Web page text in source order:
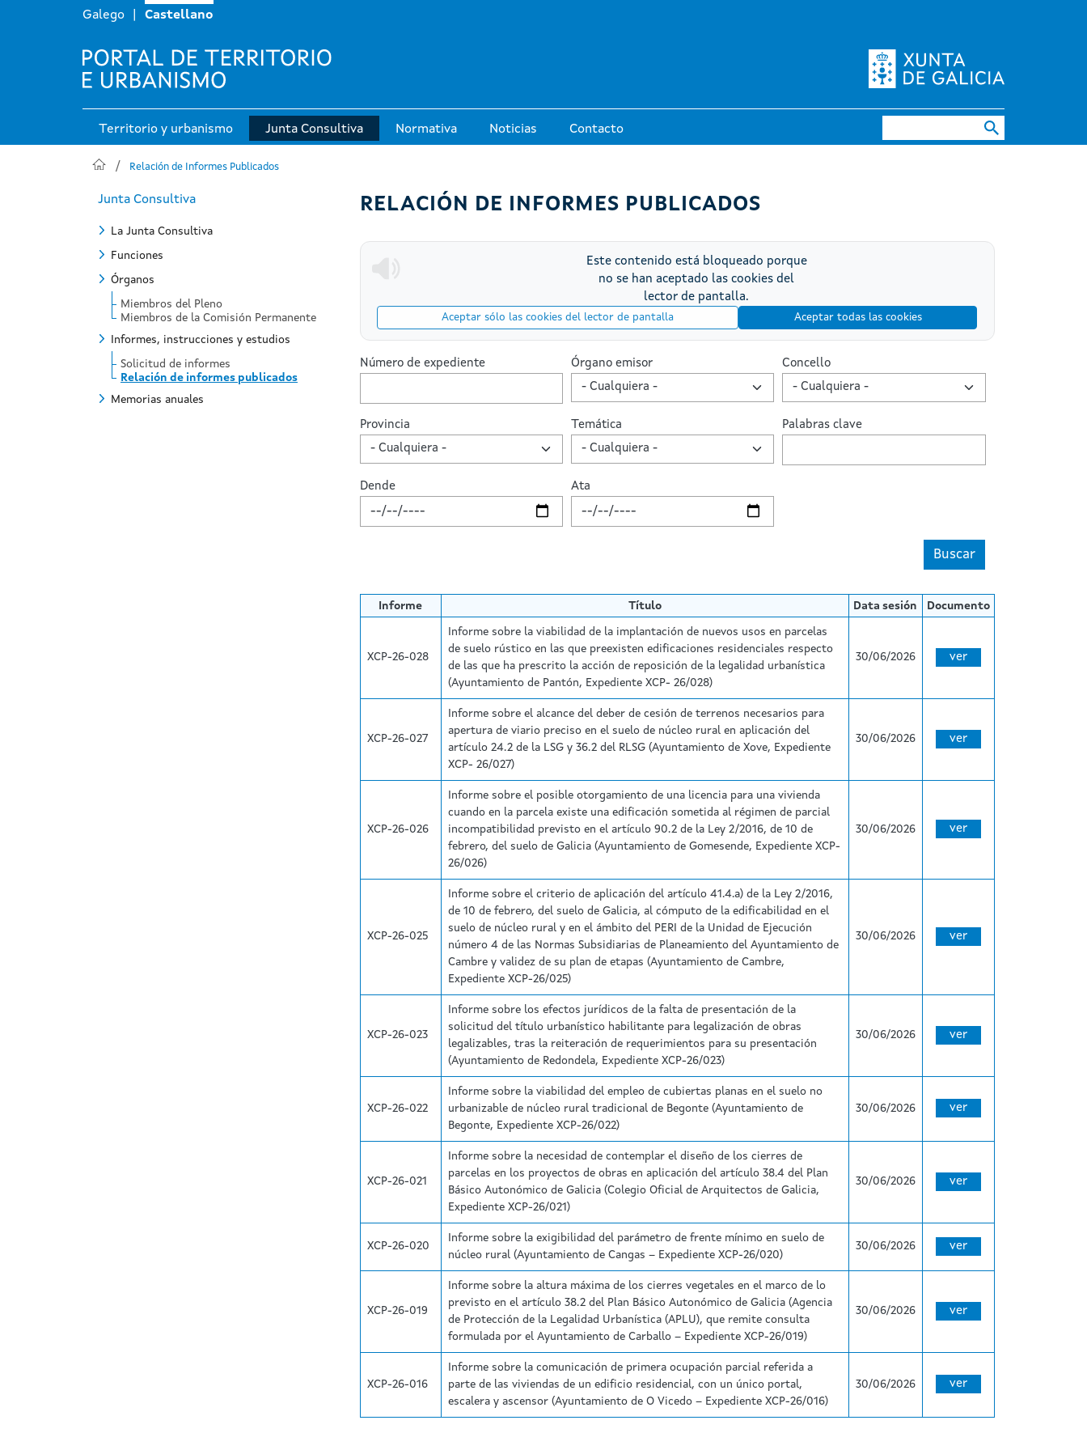
Galego Castellano
Navegación principal
Territorio y urbanismo Junta Consultiva Normativa Noticias Contacto
Relación de Informes Publicados
RELACIÓN DE INFORMES PUBLICADOS
Este contenido está bloqueado porque
no se han aceptado las cookies del
lector de pantalla.
Aceptar sólo las cookies del lector de pantalla Aceptar todas las cookies
Número de expediente Órgano emisor Concello
Provincia Temática Palabras clave
Dende
Fecha
Ata
Fecha
Buscar
Informe Título Data sesión Documento
XCP-26-028
Informe sobre la viabilidad de la implantación de nuevos usos en parcelas
de suelo rústico en las que preexisten edificaciones residenciales respecto
de las que ha prescrito la acción de reposición de la legalidad urbanística
(Ayuntamiento de Pantón, Expediente XCP- 26/028)
30/06/2026 ver
XCP-26-027
Informe sobre el alcance del deber de cesión de terrenos necesarios para
apertura de viario preciso en el suelo de núcleo rural en aplicación del
artículo 24.2 de la LSG y 36.2 del RLSG (Ayuntamiento de Xove, Expediente
XCP- 26/027)
30/06/2026 ver
XCP-26-026
Informe sobre el posible otorgamiento de una licencia para una vivienda
cuando en la parcela existe una edificación sometida al régimen de parcial
incompatibilidad previsto en el artículo 90.2 de la Ley 2/2016, de 10 de
febrero, del suelo de Galicia (Ayuntamiento de Gomesende, Expediente XCP-
26/026)
30/06/2026 ver
XCP-26-025
Informe sobre el criterio de aplicación del artículo 41.4.a) de la Ley 2/2016,
de 10 de febrero, del suelo de Galicia, al cómputo de la edificabilidad en el
suelo de núcleo rural y en el ámbito del PERI de la Unidad de Ejecución
número 4 de las Normas Subsidiarias de Planeamiento del Ayuntamiento de
Cambre y validez de su plan de etapas (Ayuntamiento de Cambre,
Expediente XCP-26/025)
30/06/2026 ver
XCP-26-023
Informe sobre los efectos jurídicos de la falta de presentación de la
solicitud del título urbanístico habilitante para legalización de obras
legalizables, tras la reiteración de requerimientos para su presentación
(Ayuntamiento de Redondela, Expediente XCP-26/023)
30/06/2026 ver
XCP-26-022
Informe sobre la viabilidad del empleo de cubiertas planas en el suelo no
urbanizable de núcleo rural tradicional de Begonte (Ayuntamiento de
Begonte, Expediente XCP-26/022)
30/06/2026 ver
XCP-26-021
Informe sobre la necesidad de contemplar el diseño de los cierres de
parcelas en los proyectos de obras en aplicación del artículo 38.4 del Plan
Básico Autonómico de Galicia (Colegio Oficial de Arquitectos de Galicia,
Expediente XCP-26/021)
30/06/2026 ver
XCP-26-020
Informe sobre la exigibilidad del parámetro de frente mínimo en suelo de
núcleo rural (Ayuntamiento de Cangas – Expediente XCP-26/020)
30/06/2026 ver
XCP-26-019
Informe sobre la altura máxima de los cierres vegetales en el marco de lo
previsto en el artículo 38.2 del Plan Básico Autonómico de Galicia (Agencia
de Protección de la Legalidad Urbanística (APLU), que remite consulta
formulada por el Ayuntamiento de Carballo – Expediente XCP-26/019)
30/06/2026 ver
XCP-26-016
Informe sobre la comunicación de primera ocupación parcial referida a
parte de las viviendas de un edificio residencial, con un único portal,
escalera y ascensor (Ayuntamiento de O Vicedo – Expediente XCP-26/016)
30/06/2026 ver
Junta Consultiva
La Junta Consultiva
Funciones
Órganos
Miembros del Pleno
Miembros de la Comisión Permanente
Informes, instrucciones y estudios
Solicitud de informes
Relación de informes publicados
Memorias anuales